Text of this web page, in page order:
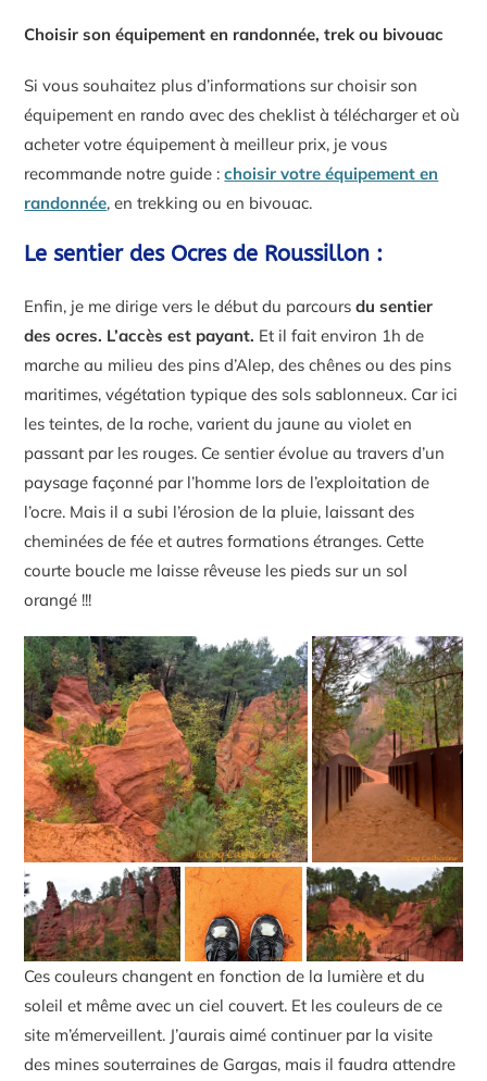
Choisir son équipement en randonnée, trek ou bivouac
Si vous souhaitez plus d’informations sur choisir son
équipement en rando avec des cheklist à télécharger et où
acheter votre équipement à meilleur prix, je vous
recommande notre guide :choisir votre équipement en
randonnée, en trekking ou en bivouac.
Le sentier des Ocres de Roussillon :
Enfin, je me dirige vers le début du parcoursdu sentier
des ocres. L’accès est payant. Et il fait environ 1h de
marche au milieu des pins d’Alep, des chênes ou des pins
maritimes, végétation typique des sols sablonneux. Car ici
les teintes, de la roche, varient du jaune au violet en
passant par les rouges. Ce sentier évolue au travers d’un
paysage façonné par l’homme lors de l’exploitation de
l’ocre. Mais il a subi l’érosion de la pluie, laissant des
cheminées de fée et autres formations étranges. Cette
courte boucle me laisse rêveuse les pieds sur un sol
orangé !!!
Ces couleurs changent en fonction de la lumière et du
soleil et même avec un ciel couvert. Et les couleurs de ce
site m’émerveillent. J’aurais aimé continuer par la visite
des mines souterraines de Gargas, mais il faudra attendre